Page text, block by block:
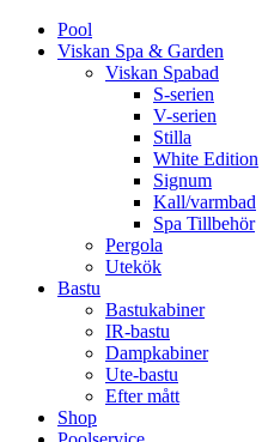
Pool
Viskan Spa & Garden
Viskan Spabad
S-serien
V-serien
Stilla
White Edition
Signum
Kall/varmbad
Spa Tillbehör
Pergola
Utekök
Bastu
Bastukabiner
IR-bastu
Dampkabiner
Ute-bastu
Efter mått
Shop